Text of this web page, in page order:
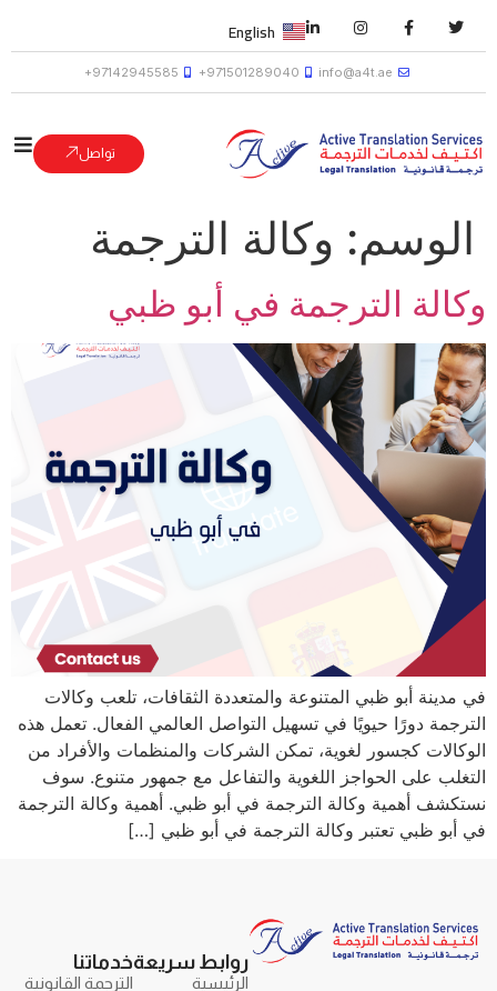
info@a4t.ae
971501289040+
97142945585+
English
تواصل
الوسم: وكالة الترجمة
وكالة الترجمة في أبو ظبي
في مدينة أبو ظبي المتنوعة والمتعددة الثقافات، تلعب وكالات
الترجمة دورًا حيويًا في تسهيل التواصل العالمي الفعال. تعمل هذه
الوكالات كجسور لغوية، تمكن الشركات والمنظمات والأفراد من
التغلب على الحواجز اللغوية والتفاعل مع جمهور متنوع. سوف
نستكشف أهمية وكالة الترجمة في أبو ظبي. أهمية وكالة الترجمة
في أبو ظبي تعتبر وكالة الترجمة في أبو ظبي […]
روابط سريعة
الرئيسية
خدماتنا
الترجمة القانونية